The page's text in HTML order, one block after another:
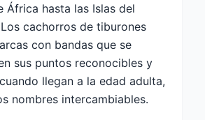
África hasta las Islas del
cachorros de tiburones
con bandas que se
sus puntos reconocibles y
llegan a la edad adulta,
nombres intercambiables.